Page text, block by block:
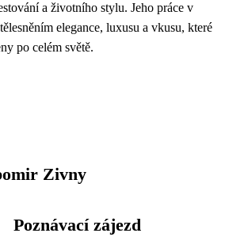
a životního stylu. Jeho práce v
elegance, luxusu a vkusu, které
po celém světě.
Zivny
Poznávací zájezd